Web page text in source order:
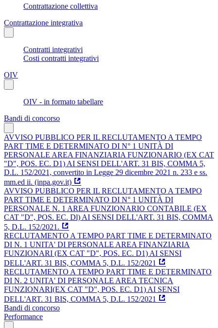
Contrattazione collettiva
Contrattazione integrativa
Contratti integrativi
Costi contratti integrativi
OIV
OIV - in formato tabellare
Bandi di concorso
AVVISO PUBBLICO PER IL RECLUTAMENTO A TEMPO
PART TIME E DETERMINATO DI N° 1 UNITÀ DI
PERSONALE AREA FINANZIARIA FUNZIONARIO (EX CAT
"D", POS. EC. D1) AI SENSI DELL'ART. 31 BIS, COMMA 5,
D.L. 152/2021, convertito in Legge 29 dicembre 2021 n. 233 e ss.
mm.ed ii. (inpa.gov.it)
AVVISO PUBBLICO PER IL RECLUTAMENTO A TEMPO
PART TIME E DETERMINATO DI N° 1 UNITÀ DI
PERSONALE N. 1 AREA FUNZIONARIO CONTABILE (EX
CAT "D", POS. EC. Dl) AI SENSI DELL'ART. 31 BIS, COMMA
5, D.L. 152/2021.
RECLUTAMENTO A TEMPO PART TIME E DETERMINATO
DI N. 1 UNITA' DI PERSONALE AREA FINANZIARIA
FUNZIONARI (EX CAT "D", POS. EC. D1) AI SENSI
DELL'ART. 31 BIS, COMMA 5, D.L. 152/2021
RECLUTAMENTO A TEMPO PART TIME E DETERMINATO
DI N. 2 UNITA' DI PERSONALE AREA TECNICA
FUNZIONARI(EX CAT "D", POS. EC. D1) AI SENSI
DELL'ART. 31 BIS, COMMA 5, D.L. 152/2021
Bandi di concorso
Performance